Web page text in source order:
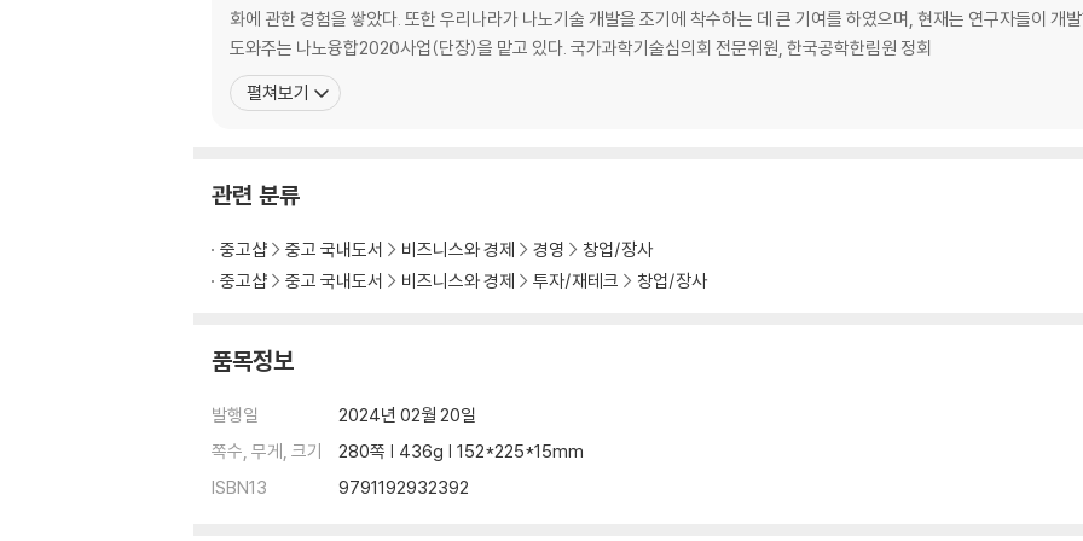
머젠 | 차지포인트 | 카본 | 퀀텀스케 이프 | 테라파워 | 파이퀀트 | 폴리아 워터 | 플래닛 랩 | 필메디 | CFS | D- 웨이브 시스템
4장. 딥테크가 출현하게 된 배경
주목받지 못했던 기술의 재발견 | 유망 신기술의 성숙-새로운 수단의 등장 | 새로운 환경-사회 인식의 변화와 신기술 융합 | 딥
스토크 관점의 난제 해결 경로
5장. 딥테크의 성장과 딥테크가 필요한 영역
화에 관한 경험을 쌓았다. 또한 우리나라가 나노기술 개발을 조기에 착수하는 데 큰 기여를 하였으며, 현재는 연구자들이 개
도와주는 나노융합2020사업(단장)을 맡고 있다. 국가과학기술심의회 전문위원, 한국공학한림원 정회
펼쳐보기
관련 분류
중고샵 중고 국내도서 비즈니스와 경제 경영
창업/장사
중고샵
중고 국내도서 비즈니스와 경제 투자/재테크 창업/장사
품목정보
발행일
2024년 02월 20일
쪽수, 무게, 크기
280쪽 | 436g | 152*225*15mm
ISBN13
9791192932392